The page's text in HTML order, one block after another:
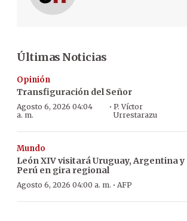
Últimas Noticias
Opinión
Transfiguración del Señor
Agosto 6, 2026 04:04
a. m.
· P. Víctor
Urrestarazu
Mundo
León XIV visitará Uruguay, Argentina y
Perú en gira regional
Agosto 6, 2026 04:00 a. m. · AFP